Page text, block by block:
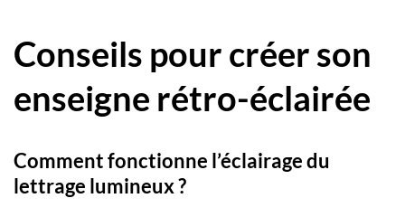
Conseils pour créer son
enseigne rétro-éclairée
Comment fonctionne l’éclairage du
lettrage lumineux ?